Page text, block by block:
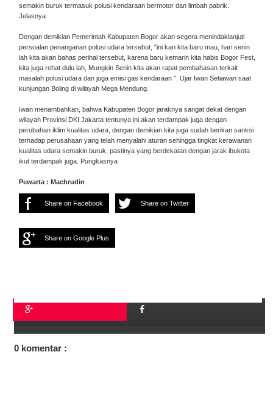
semakin buruk termasuk polusi kendaraan bermotor dan limbah pabrik.
Jelasnya
Dengan demikian Pemerintah Kabupaten Bogor akan segera menindaklanjuti
persoalan penanganan polusi udara tersebut, "ini kan kita baru mau, hari senin
lah kita akan bahas perihal tersebut, karena baru kemarin kita habis Bogor Fest,
kita juga rehat dulu lah, Mungkin Senin kita akan rapat pembahasan terkait
masalah polusi udara dan juga emisi gas kendaraan ". Ujar Iwan Setiawan saat
kunjungan Boling di wilayah Mega Mendung.
Iwan menambahkan, bahwa Kabupaten Bogor jaraknya sangat dekat dengan
wilayah Provinsi DKI Jakarta tentunya ini akan terdampak juga dengan
perubahan iklim kualitas udara, dengan demikian kita juga sudah berikan sanksi
terhadap perusahaan yang telah menyalahi aturan sehingga tingkat kerawanan
kualitas udara semakin buruk, pastinya yang berdekatan dengan jarak ibukota
ikut terdampak juga. Pungkasnya
Pewarta : Machrudin
Share on Facebook Share on Twitter
Share on Google Plus
0 komentar :